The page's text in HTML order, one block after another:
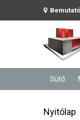
Sütő
Nyitólap